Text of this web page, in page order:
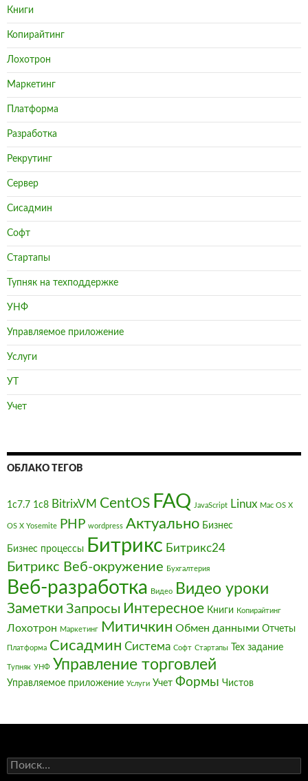
Книги
Копирайтинг
Лохотрон
Маркетинг
Платформа
Разработка
Рекрутинг
Сервер
Сисадмин
Софт
Стартапы
Тупняк на техподдержке
УНФ
Управляемое приложение
Услуги
УТ
Учет
ОБЛАКО ТЕГОВ
1с7.7 1с8 BitrixVM CentOS FAQ JavaScript Linux Mac OS X
OS X Yosemite PHP wordpress Актуально Бизнес
Бизнес процессы Битрикс Битрикс24
Битрикс Веб-окружение Бухгалтерия
Веб-разработка Видео Видео уроки
Заметки Запросы Интересное Книги Копирайтинг
Лохотрон Маркетинг Митичкин Обмен данными Отчеты
Платформа Сисадмин Система Софт Стартапы Тех задание
Тупняк УНФ Управление торговлей
Управляемое приложение Услуги Учет Формы Чистов
Найти: